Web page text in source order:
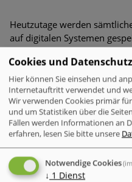
Heutzutage werden
auf digitalen Systemen
schleifendes Geräusch
davor, können alle hier
verloren sein. Beschädigte
sind die häufigste Ursache
Unternehmen (vgl. Grafik).
menschlicher Natur sein.
werden irrtümlich gelöscht
formatiert oder das Back-
insbesondere neuerdings in
Mitarbeiter verlassen sich
Cookies und Datenschutz
Hier können Sie einsehen und
Internetauftritt verwendet und
Wir verwenden Cookies primär
und um Statistiken über die
Fällen werden Informationen an
erfahren, lesen Sie bitte unsere
Notwendige Cookies
↓ 1 Dienst